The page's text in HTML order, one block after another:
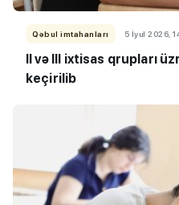
Qəbul imtahanları 5 İyul 2026,
II və III ixtisas qrupları
keçirilib